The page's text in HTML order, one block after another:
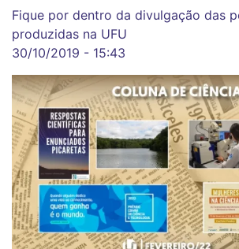
Fique por dentro da divulgação das
produzidas na UFU
30/10/2019 - 15:43